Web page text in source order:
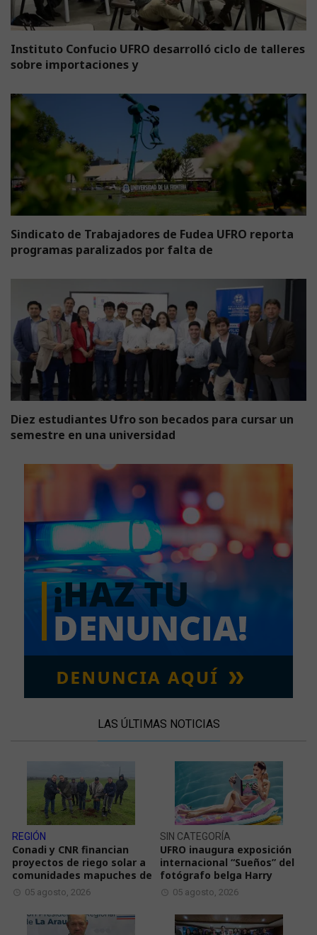
Instituto Confucio UFRO desarrolló ciclo de talleres
sobre importaciones y
Sindicato de Trabajadores de Fudea UFRO reporta
programas paralizados por falta de
Diez estudiantes Ufro son becados para cursar un
semestre en una universidad
LAS ÚLTIMAS NOTICIAS
REGIÓN
Conadi y CNR financian
proyectos de riego solar a
comunidades mapuches de
05 agosto, 2026
SIN CATEGORÍA
UFRO inaugura exposición
internacional “Sueños” del
fotógrafo belga Harry
05 agosto, 2026